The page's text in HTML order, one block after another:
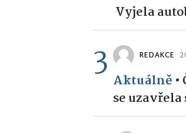
Vyjela
3 REDAKCE
Aktuálně •
se